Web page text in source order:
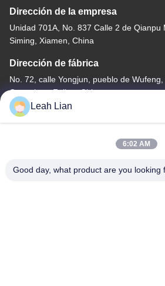
Dirección de la empresa
Unidad 701A, No. 837 Calle 2 de Qianpu
Siming, Xiamen, China
Dirección de fábrica
No. 72, calle Yongjun, pueblo de
Quanzhou, Fujian, China
Teléfono
Leah Lian
6:02 AM
Good day, what product are you looking